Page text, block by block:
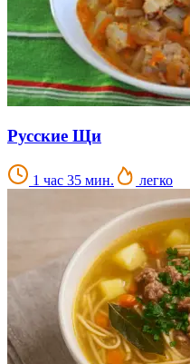
Русские Щи
1 час 35 мин. легко